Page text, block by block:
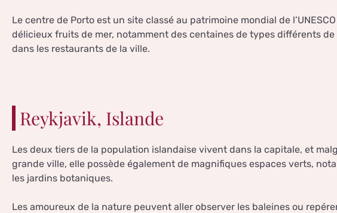
Le centre de Porto est un site classé au patrimoine mondial de
délicieux fruits de mer, notamment des centaines de types différents
dans les restaurants de la ville.
Reykjavik, Islande
Les deux tiers de la population islandaise vivent dans la capitale, et
grande ville, elle possède également de magnifiques espaces verts,
les jardins botaniques.
Les amoureux de la nature peuvent aller observer les baleines ou